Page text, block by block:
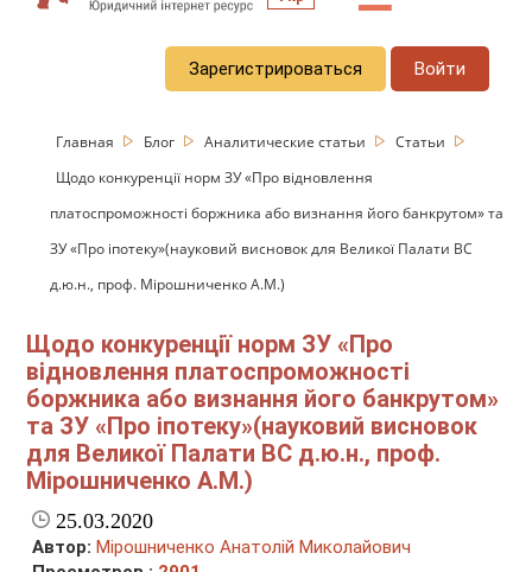
Зарегистрироваться Войти
Главная Блог Аналитические статьи
Статьи
Щодо конкуренції норм ЗУ «Про відновлення
платоспроможності боржника або визнання його банкрутом» та
ЗУ «Про іпотеку»(науковий висновок для Великої Палати ВС
д.ю.н., проф. Мірошниченко А.М.)
Щодо конкуренції норм ЗУ «Про
відновлення платоспроможності
боржника або визнання його банкрутом»
та ЗУ «Про іпотеку»(науковий висновок
для Великої Палати ВС д.ю.н., проф.
Мірошниченко А.М.)
25.03.2020
Автор: Мірошниченко Анатолій Миколайович